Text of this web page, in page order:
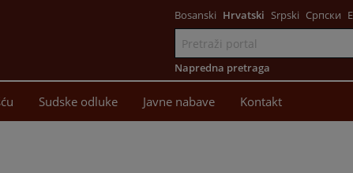
Bosanski Hrvatski Srpski Српски
Napredna pretraga
Sudske odluke Javne nabave Kontakt